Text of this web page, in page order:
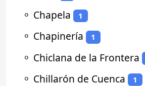
⚬ Chapela 1
⚬ Chapinería 1
⚬ Chiclana de la Frontera
⚬ Chillarón de Cuenca 1